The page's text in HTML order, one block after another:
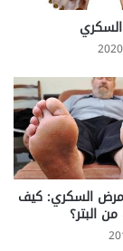
السكري
السكري: كيف
البتر؟